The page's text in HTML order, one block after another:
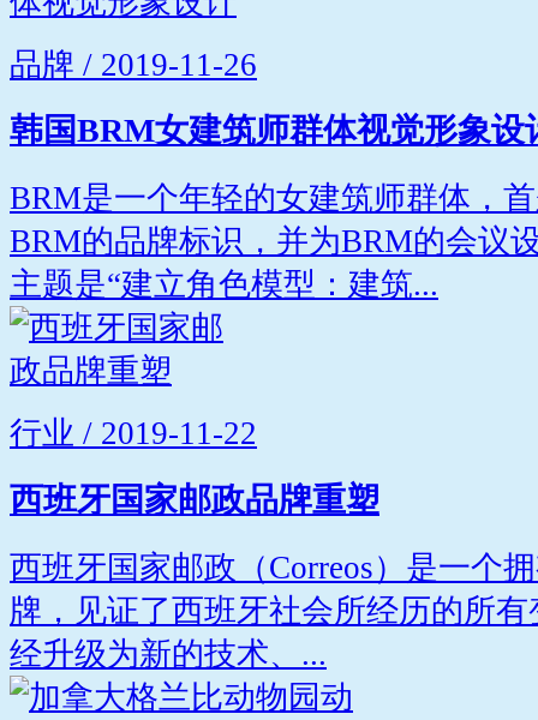
品牌 / 2019-11-26
韩国BRM女建筑师群体视觉形象设
BRM是一个年轻的女建筑师群体，
BRM的品牌标识，并为BRM的会议
主题是“建立角色模型：建筑...
行业 / 2019-11-22
西班牙国家邮政品牌重塑
西班牙国家邮政（Correos）是一个
牌，见证了西班牙社会所经历的所有
经升级为新的技术、...